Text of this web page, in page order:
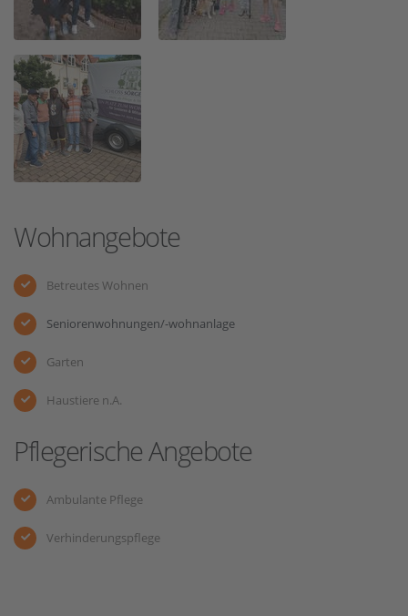
Wohnangebote
Betreutes Wohnen
Seniorenwohnungen/-wohnanlage
Garten
Haustiere n.A.
Pflegerische Angebote
Ambulante Pflege
Verhinderungspflege